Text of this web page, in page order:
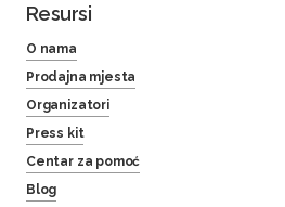
Resursi
O nama
Prodajna mjesta
Organizatori
Press kit
Centar za pomoć
Blog